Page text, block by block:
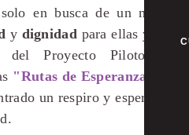
en busca de un mejor
y dignidad para ellas y sus
Proyecto Piloto de
"Rutas de Esperanza"
un respiro y esperanza